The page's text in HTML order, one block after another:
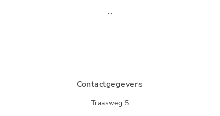
...
...
...
Contactgegevens
Traasweg 5